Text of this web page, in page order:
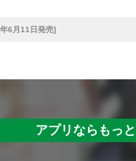
6月11日発売]
アプリならもっ